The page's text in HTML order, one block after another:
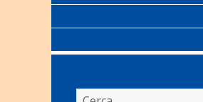
Ricerca